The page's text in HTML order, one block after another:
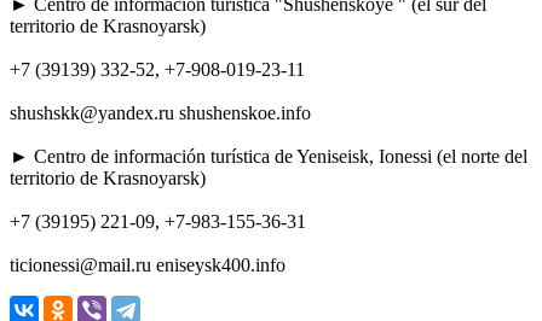
territorio de Krasnoyarsk)
+7 (39139) 332-52, +7-908-019-23-11
shushskk@yandex.ru shushenskoe.info
► Centro de información turística de Yeniseisk, Ionessi (el norte del
territorio de Krasnoyarsk)
+7 (39195) 221-09, +7-983-155-36-31
ticionessi@mail.ru eniseysk400.info